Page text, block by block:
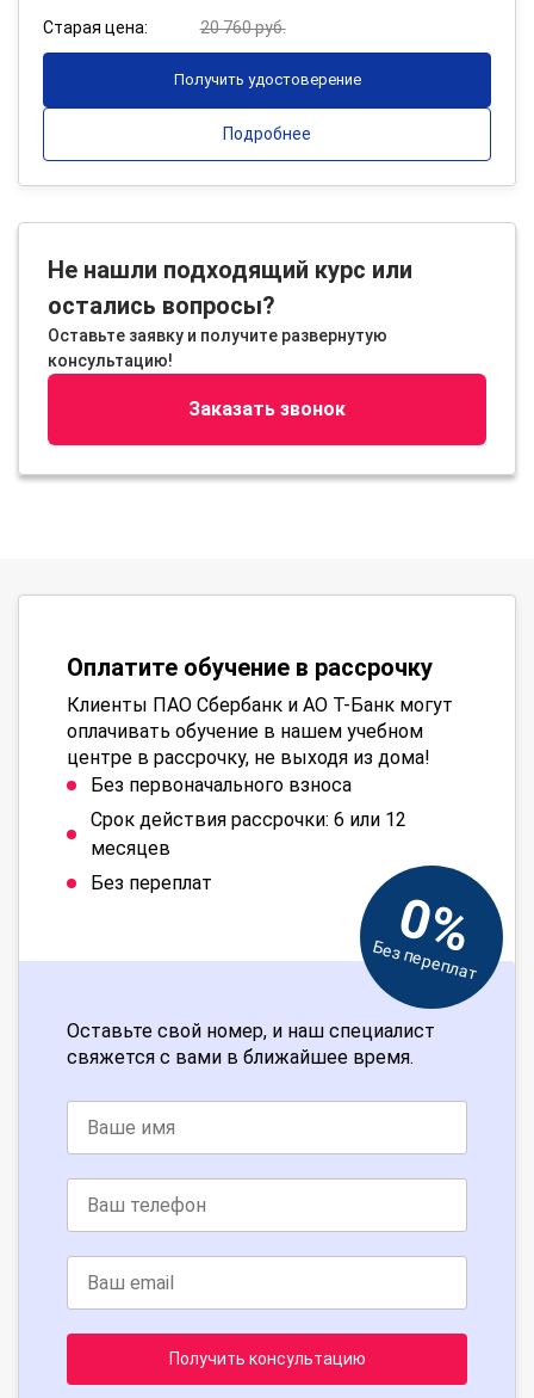
Старая цена: 20 760 руб.
Получить удостоверение
Подробнее
Не нашли подходящий курс или
остались вопросы?
Оставьте заявку и получите развернутую
консультацию!
Заказать звонок
Оплатите обучение в рассрочку
Клиенты ПАО Сбербанк и АО Т-Банк могут
оплачивать обучение в нашем учебном
центре в рассрочку, не выходя из дома!
Без первоначального взноса
Срок действия рассрочки: 6 или 12
месяцев
Без переплат
0%
Без переплат
Оставьте свой номер, и наш специалист
свяжется с вами в ближайшее время.
Получить консультацию